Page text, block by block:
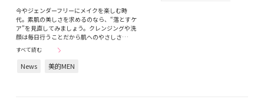
今やジェンダーフリーにメイクを楽しむ時
代。素肌の美しさを求めるのなら、“落とすケ
ア”を見直してみましょう。クレンジングや洗
顔は毎日行うことだから肌へのやさしさ…
すべて読む
News 美的MEN